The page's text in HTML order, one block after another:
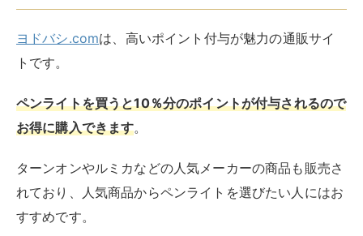
ヨドバシ.comは、高いポイント付与が魅力の通販サイ
トです。
ペンライトを買うと10％分のポイントが付与されるので
お得に購入できます。
ターンオンやルミカなどの人気メーカーの商品も販売さ
れており、人気商品からペンライトを選びたい人にはお
すすめです。